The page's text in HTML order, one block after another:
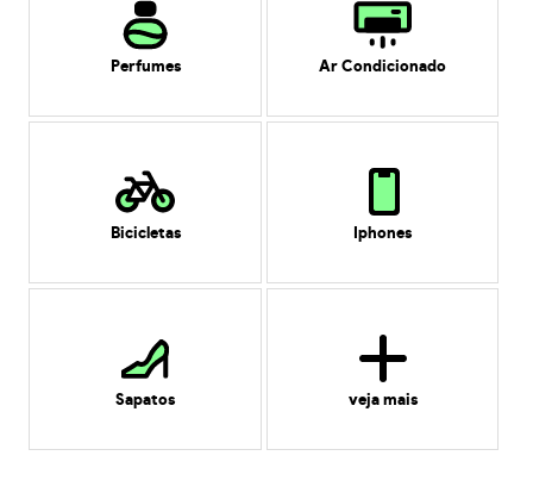
Perfumes Ar Condicionado
Bicicletas Iphones
Sapatos veja mais